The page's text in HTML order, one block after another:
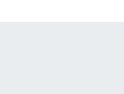
Fuß-